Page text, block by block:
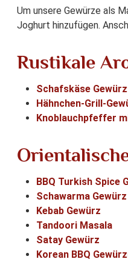
Um unsere Gewürze als
Joghurt hinzufügen.
Rustikale
Schafskäse
Hähnchen-Grill-
Knoblauchpfeffer
BBQ Turkish Spice
Schawarma Gewürz
Kebab Gewürz
Tandoori Masala
Satay Gewürz
Korean BBQ